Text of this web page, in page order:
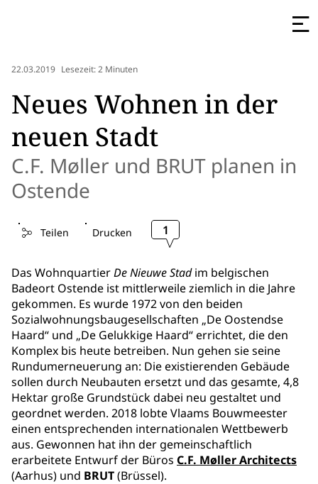
22.03.2019 Lesezeit: 2 Minuten
Neues Wohnen in der
neuen Stadt
C.F. Møller und BRUT planen in
Ostende
Teilen Drucken 1
Das WohnquartierDe Nieuwe Stadim belgischen
Badeort Ostende ist mittlerweile ziemlich in die Jahre
gekommen. Es wurde 1972 von den beiden
Sozialwohnungsbaugesellschaften „De Oostendse
Haard“ und „De Gelukkige Haard“ errichtet, die den
Komplex bis heute betreiben. Nun gehen sie seine
Rundumerneuerung an: Die existierenden Gebäude
sollen durch Neubauten ersetzt und das gesamte, 4,8
Hektar große Grundstück dabei neu gestaltet und
geordnet werden. 2018 lobte Vlaams Bouwmeester
einen entsprechenden internationalen Wettbewerb
aus. Gewonnen hat ihn der gemeinschaftlich
erarbeitete Entwurf der Büros C.F. Møller Architects
(Aarhus) und BRUT(Brüssel).